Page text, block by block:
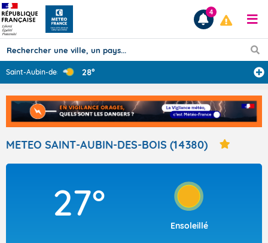
Prévisions
TOUS LES RÉSULTATS
Articles
4
Saint-Aubin-des ... 28°
METEO SAINT-AUBIN-DES-BOIS (14380)
27°
Ensoleillé